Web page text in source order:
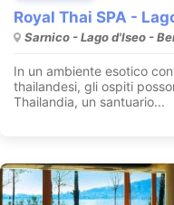
Royal Thai SPA -
Sarnico - Lago d'Iseo -
In un ambiente esotico
thailandesi, gli ospiti
Thailandia, un santuario...